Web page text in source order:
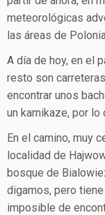
meteorológicas
las áreas de
A día de hoy, en el
resto son
encontrar unos
un kamikaze, por lo
En el camino, muy
localidad de
bosque de
digamos, pero
imposible de